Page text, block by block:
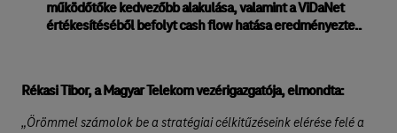
működőtőke kedvezőbb alakulása, valamint a ViDaNet
értékesítéséből befolyt cash flow hatása eredményezte..
Rékasi Tibor, a Magyar Telekom vezérigazgatója, elmondta:
„Örömmel számolok be a stratégiai célkitűzéseink elérése felé a